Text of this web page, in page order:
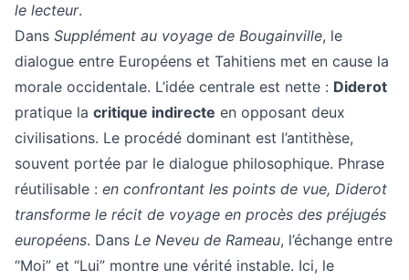
le lecteur.
Dans Supplément au voyage de Bougainville, le
dialogue entre Européens et Tahitiens met en cause la
morale occidentale. L’idée centrale est nette : Diderot
pratique la critique indirecte en opposant deux
civilisations. Le procédé dominant est l’antithèse,
souvent portée par le dialogue philosophique. Phrase
réutilisable : en confrontant les points de vue, Diderot
transforme le récit de voyage en procès des préjugés
européens. Dans Le Neveu de Rameau, l’échange entre
“Moi” et “Lui” montre une vérité instable. Ici, le